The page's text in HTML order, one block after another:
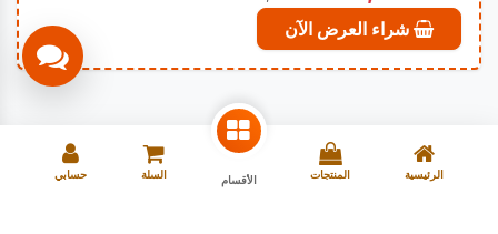
شراء العرض الآن
الرئيسية المنتجات الأقسام السلة حسابي